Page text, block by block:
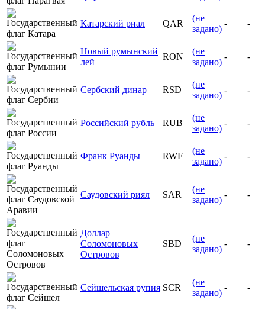
Катарский риал QAR
(не
задано)
- -
Новый румынский
лей
RON
(не
задано)
- -
Сербский динар RSD
(не
задано)
- -
Российский рубль RUB
(не
задано)
- -
Франк Руанды RWF
(не
задано)
- -
Саудовский риял SAR
(не
задано)
- -
Доллар
Соломоновых
Островов
SBD
(не
задано)
- -
Сейшельская рупия SCR
(не
задано)
- -